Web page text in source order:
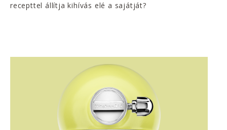
recepttel állítja kihívás elé a sajátját?